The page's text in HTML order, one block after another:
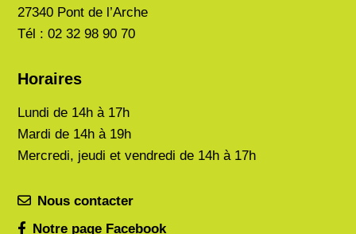
27340 Pont de l’Arche
Tél : 02 32 98 90 70
Horaires
Lundi de 14h à 17h
Mardi de 14h à 19h
Mercredi, jeudi et vendredi de 14h à 17h
Nous contacter
Notre page Facebook